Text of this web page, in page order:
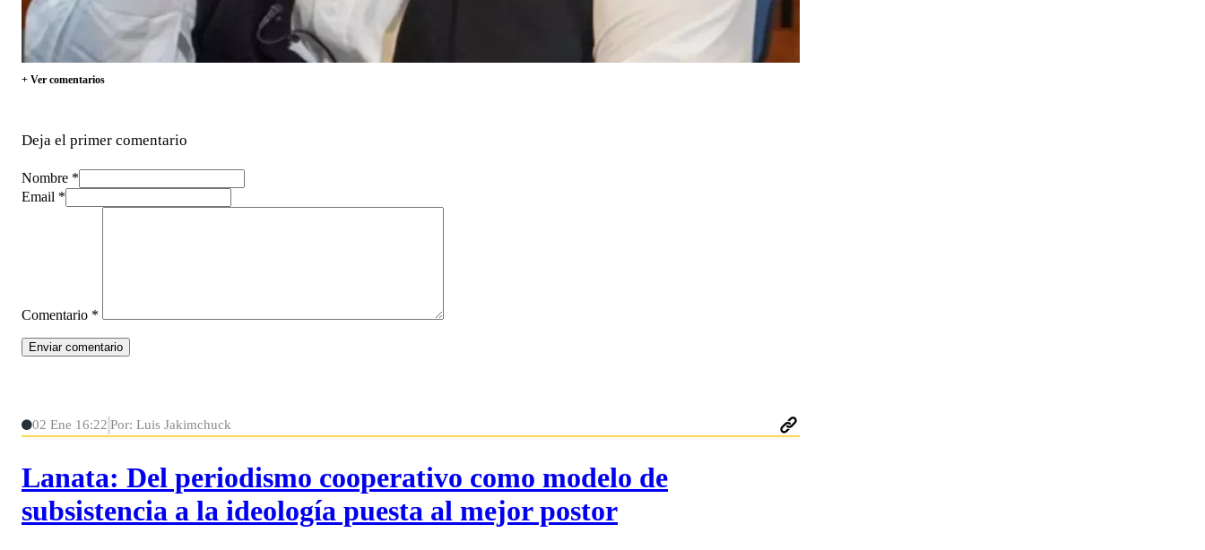
+ Ver comentarios
Deja el primer comentario
Nombre *
Email *
Comentario *
02 Ene 16:22 Por: Luis Jakimchuck
Lanata: Del periodismo cooperativo como modelo de
subsistencia a la ideología puesta al mejor postor